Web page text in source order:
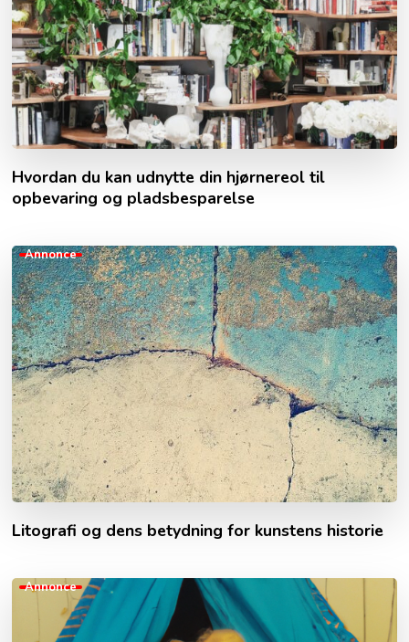
Hvordan du kan udnytte din hjørnereol til
opbevaring og pladsbesparelse
Annonce
Litografi og dens betydning for kunstens historie
Annonce